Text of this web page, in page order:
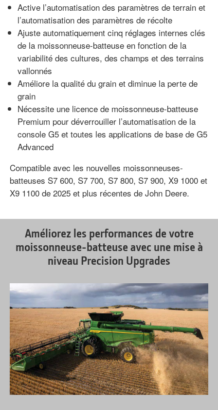
Active l’automatisation des paramètres de terrain et
l’automatisation des paramètres de récolte
Ajuste automatiquement cinq réglages internes clés
de la moissonneuse-batteuse en fonction de la
variabilité des cultures, des champs et des terrains
vallonnés
Améliore la qualité du grain et diminue la perte de
grain
Nécessite une licence de moissonneuse-batteuse
Premium pour déverrouiller l’automatisation de la
console G5 et toutes les applications de base de G5
Advanced
Compatible avec les nouvelles moissonneuses-
batteuses S7 600, S7 700, S7 800, S7 900, X9 1000 et
X9 1100 de 2025 et plus récentes de John Deere.
Améliorez les performances de votre
moissonneuse-batteuse avec une mise à
niveau Precision Upgrades